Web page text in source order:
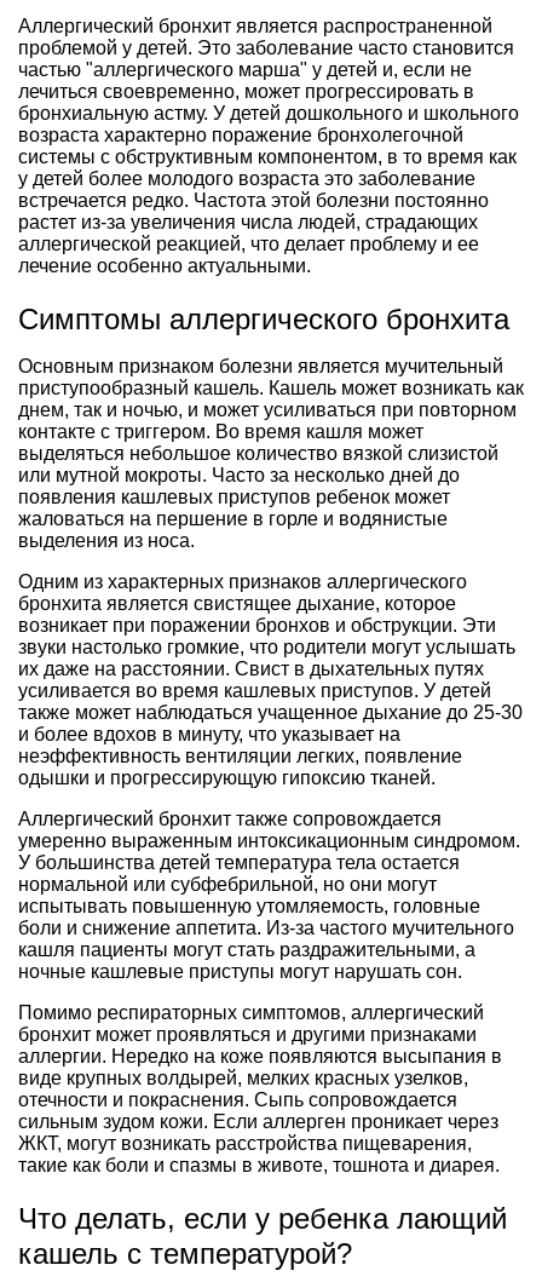
Аллергический бронхит является распространенной
проблемой у детей. Это заболевание часто становится
частью "аллергического марша" у детей и, если не
лечиться своевременно, может прогрессировать в
бронхиальную астму. У детей дошкольного и школьного
возраста характерно поражение бронхолегочной
системы с обструктивным компонентом, в то время как
у детей более молодого возраста это заболевание
встречается редко. Частота этой болезни постоянно
растет из-за увеличения числа людей, страдающих
аллергической реакцией, что делает проблему и ее
лечение особенно актуальными.
Симптомы аллергического бронхита
Основным признаком болезни является мучительный
приступообразный кашель. Кашель может возникать как
днем, так и ночью, и может усиливаться при повторном
контакте с триггером. Во время кашля может
выделяться небольшое количество вязкой слизистой
или мутной мокроты. Часто за несколько дней до
появления кашлевых приступов ребенок может
жаловаться на першение в горле и водянистые
выделения из носа.
Одним из характерных признаков аллергического
бронхита является свистящее дыхание, которое
возникает при поражении бронхов и обструкции. Эти
звуки настолько громкие, что родители могут услышать
их даже на расстоянии. Свист в дыхательных путях
усиливается во время кашлевых приступов. У детей
также может наблюдаться учащенное дыхание до 25-30
и более вдохов в минуту, что указывает на
неэффективность вентиляции легких, появление
одышки и прогрессирующую гипоксию тканей.
Аллергический бронхит также сопровождается
умеренно выраженным интоксикационным синдромом.
У большинства детей температура тела остается
нормальной или субфебрильной, но они могут
испытывать повышенную утомляемость, головные
боли и снижение аппетита. Из-за частого мучительного
кашля пациенты могут стать раздражительными, а
ночные кашлевые приступы могут нарушать сон.
Помимо респираторных симптомов, аллергический
бронхит может проявляться и другими признаками
аллергии. Нередко на коже появляются высыпания в
виде крупных волдырей, мелких красных узелков,
отечности и покраснения. Сыпь сопровождается
сильным зудом кожи. Если аллерген проникает через
ЖКТ, могут возникать расстройства пищеварения,
такие как боли и спазмы в животе, тошнота и диарея.
Что делать, если у ребенка лающий
кашель с температурой?